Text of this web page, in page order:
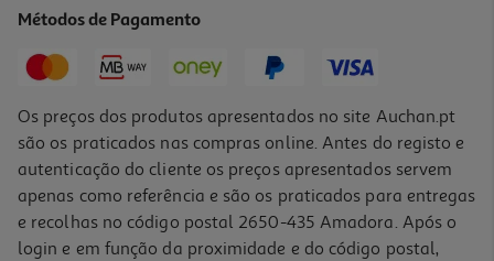
Price reduced from
29,99 €to
Promoção
-60%
Métodos de Pagamento
Os preços dos produtos apresentados no site Auchan.pt
são os praticados nas compras online. Antes do registo e
autenticação do cliente os preços apresentados servem
apenas como referência e são os praticados para entregas
e recolhas no código postal 2650-435 Amadora. Após o
login e em função da proximidade e do código postal,